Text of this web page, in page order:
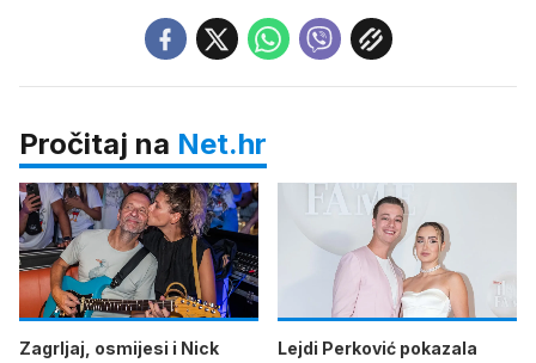
Pročitaj na Net.hr
Zagrljaj, osmijesi i Nick
Lejdi Perković pokazala